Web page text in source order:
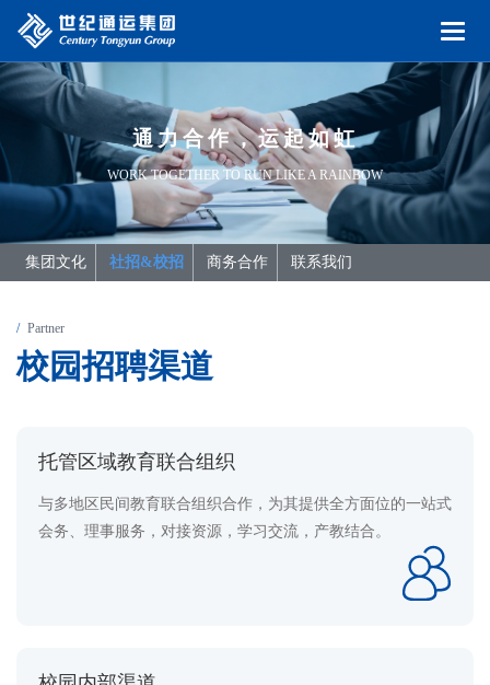
通力合作，运起如虹
WORK TOGETHER TO RUN LIKE A RAINBOW
集团文化 社招&校招 商务合作 联系我们
Partner
校园招聘渠道
托管区域教育联合组织
与多地区民间教育联合组织合作，为其提供全方面位的一站式
会务、理事服务，对接资源，学习交流，产教结合。